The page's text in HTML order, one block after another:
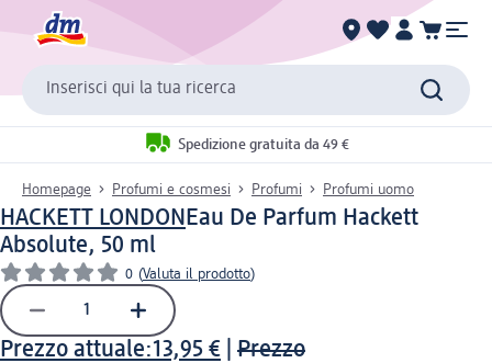
Inserisci qui la tua ricerca
Spedizione gratuita da 49 €
Homepage Profumi e cosmesi Profumi Profumi uomo
HACKETT LONDONEau De Parfum Hackett
Absolute, 50 ml
0 (Valuta il prodotto)
Prezzo attuale:13,95 €
Prezzo